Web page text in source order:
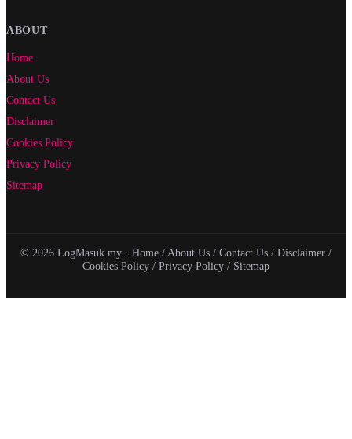
ABOUT
Home
About Us
Contact Us
Disclaimer
Cookies Policy
Privacy Policy
Sitemap
© 2026 LogMasuk.my · Home /About Us / Contact Us / Disclaimer /
Cookies Policy / Privacy Policy / Sitemap